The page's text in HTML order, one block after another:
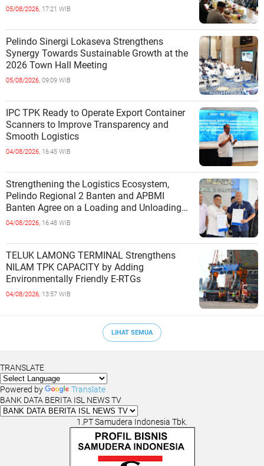
05/08/2026, 17:21 WIB
Pelindo Sinergi Lokaseva Strengthens
Synergy Towards Sustainable Growth at the
2026 Town Hall Meeting
05/08/2026, 09:09 WIB
IPC TPK Ready to Operate Export Container
Scanners to Improve Transparency and
Smooth Logistics
04/08/2026, 16:45 WIB
Strengthening the Logistics Ecosystem,
Pelindo Regional 2 Banten and APBMI
Banten Agree on a Loading and Unloading
Cooperation at Ciwandan Port
04/08/2026, 16:48 WIB
TELUK LAMONG TERMINAL Strengthens
NILAM TPK CAPACITY by Adding
Environmentally Friendly E-RTGs
04/08/2026, 13:57 WIB
LIHAT SEMUA
TRANSLATE
Powered by
Translate
BANK DATA BERITA ISL NEWS TV
1.PT Samudera Indonesia Tbk.